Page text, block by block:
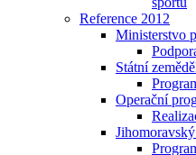
Reference 2012
Ministerstvo
Státní
Operační